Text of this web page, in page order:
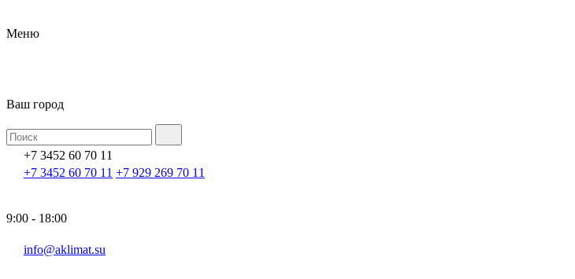
Меню
Ваш город
+7 3452 60 70 11
+7 3452 60 70 11 +7 929 269 70 11
9:00 - 18:00
info@aklimat.su